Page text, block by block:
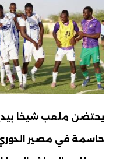
يحتضن ملعب شيخا
حاسمة في مصير